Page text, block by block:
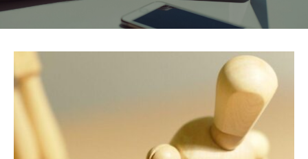
הנעה
לפעולה
ניטרלית
מגדרית